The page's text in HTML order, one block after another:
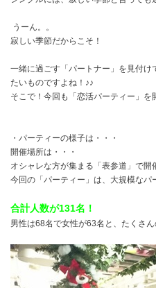
うーん。。
寂しい季節だからこそ！
一緒に過ごす「パートナー」を見付け
たいものですよね！♪♪
そこで！今回も「恋活パーティー」を
・パーティーの様子は・・・
開催場所は・・・
オシャレな方が集まる「表参道」で開
今回の「パーティー」は、大規模なパ
合計人数が131名！
男性は68名で女性が63名と、たくさ